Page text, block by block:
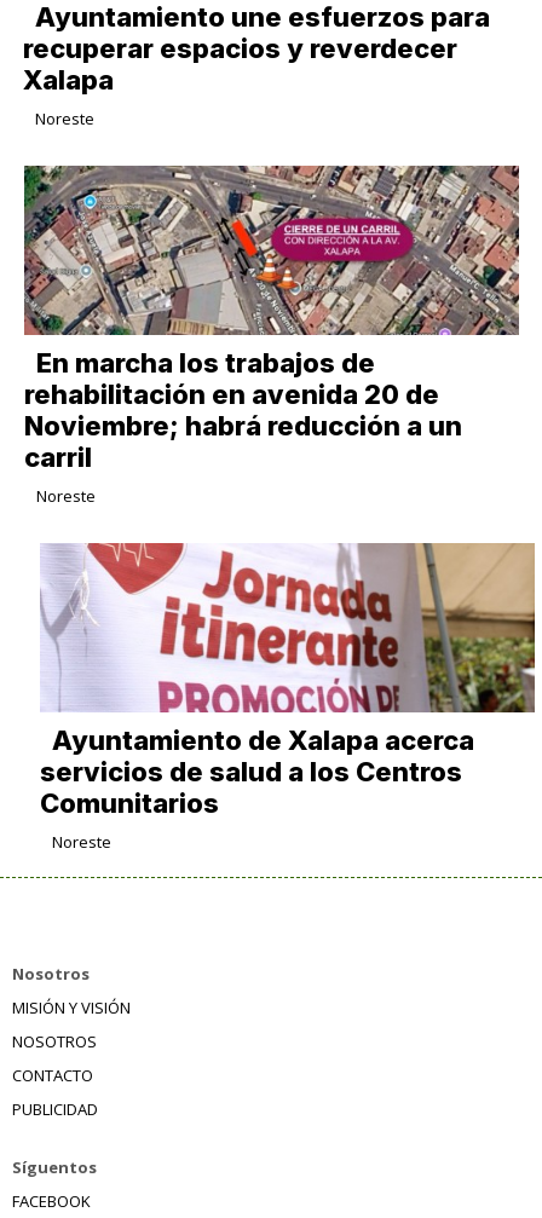
Ayuntamiento une esfuerzos para
recuperar espacios y reverdecer
Xalapa
Noreste
En marcha los trabajos de
rehabilitación en avenida 20 de
Noviembre; habrá reducción a un
carril
Noreste
Ayuntamiento de Xalapa acerca
servicios de salud a los Centros
Comunitarios
Noreste
Nosotros
MISIÓN Y VISIÓN
NOSOTROS
CONTACTO
PUBLICIDAD
Síguentos
FACEBOOK